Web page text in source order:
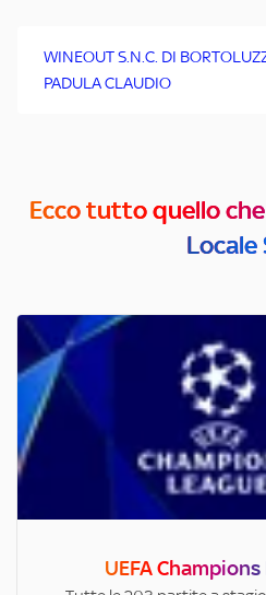
WINEOUT S.N.C. DI
PADULA CLAUDIO
Ecco tutto quello
Locale
UEFA